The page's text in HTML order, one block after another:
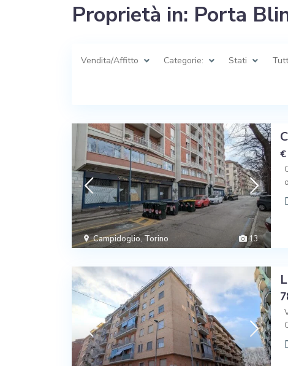
Proprietà in: Porta
Vendita/Affitto Categorie: Stati
13
Campidoglio,Torino